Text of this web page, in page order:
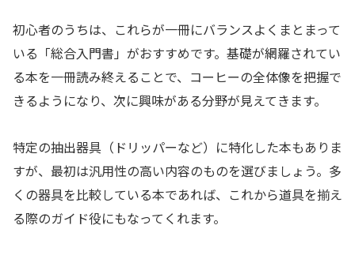
初心者のうちは、これらが一冊にバランスよくまとまって
いる「総合入門書」がおすすめです。基礎が網羅されてい
る本を一冊読み終えることで、コーヒーの全体像を把握で
きるようになり、次に興味がある分野が見えてきます。
特定の抽出器具（ドリッパーなど）に特化した本もありま
すが、最初は汎用性の高い内容のものを選びましょう。多
くの器具を比較している本であれば、これから道具を揃え
る際のガイド役にもなってくれます。